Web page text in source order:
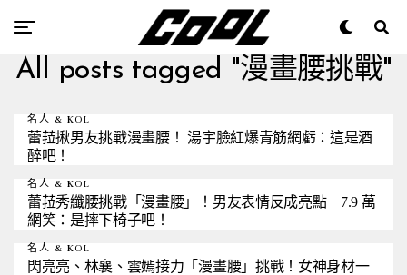
All posts tagged "漫畫腰挑戰"
名人 & KOL
蕾菈揪男友挑戰漫畫腰！ 湯宇臉紅爆青筋網虧：這是酒
醉吧！
名人 & KOL
蕾菈秀纖腰挑戰「漫畫腰」！男友表情反成亮點 7.9 萬
網笑：是摔下椅子吧！
名人 & KOL
閃亮亮、林襄、雲嫣接力「漫畫腰」挑戰！女神身材一